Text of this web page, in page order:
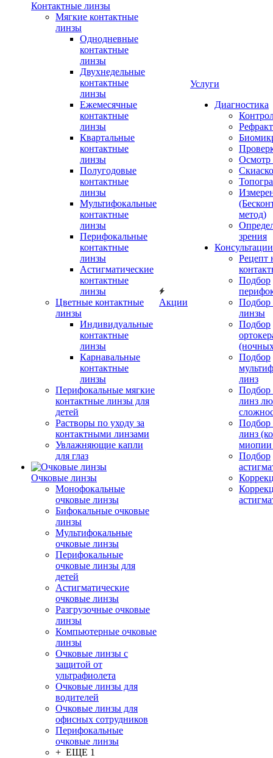
Контактные линзы
Мягкие контактные
линзы
Однодневные
контактные
линзы
Двухнедельные
контактные
линзы
Ежемесячные
контактные
линзы
Квартальные
контактные
линзы
Полугодовые
контактные
линзы
Мультифокальные
контактные
линзы
Перифокальные
контактные
линзы
Астигматические
контактные
линзы
Цветные контактные
линзы
Индивидуальные
контактные
линзы
Карнавальные
контактные
линзы
Перифокальные мягкие
контактные линзы для
детей
Растворы по уходу за
контактными линзами
Увлажняющие капли
для глаз
Очковые линзы
Монофокальные
очковые линзы
Бифокальные очковые
линзы
Мультифокальные
очковые линзы
Перифокальные
очковые линзы для
детей
Астигматические
очковые линзы
Разгрузочные очковые
линзы
Компьютерные очковые
линзы
Очковые линзы с
защитой от
ультрафиолета
Очковые линзы для
водителей
Очковые линзы для
офисных сотрудников
Перифокальные
очковые линзы
+ ЕЩЕ 1
Акции
Услуги
Диагностика
Осмотр
метод)
зрения
Рецепт
Подбор
Подбор
линзы
Подбор
Подбор
линз
Подбор
линз
Подбор
линз
миопии
Подбор